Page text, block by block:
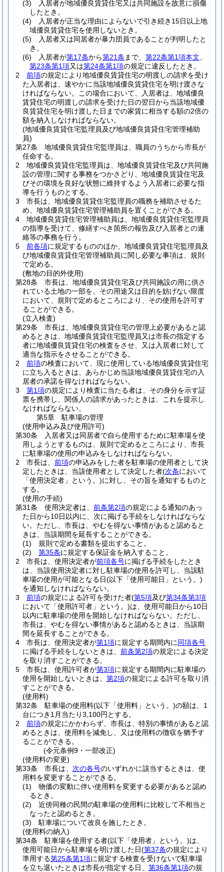
(3)
入居者が地域優良賃貸住宅又は共同施設を故意に損傷
したとき。
(4)
入居者が正当な理由によらないで引き続き15日以上地
域優良賃貸住宅を使用しないとき。
(5)
入居者又は同居者が暴力団員であることが判明したと
き。
(6)
入居者が第17条から第21条 まで、 第22条第1項本文
第23条第1項又は第24条第1項の規定に違反したとき。
2
前項の規定により地域優良賃貸住宅の明渡しの請求を受け
た入居者は、速やかに当該地域優良賃貸住宅を明け渡さな
ければならない。
この場合において、入居者は、地域優良
賃貸住宅の明渡しの請求を受けた日の翌日から当該地域優
良賃貸住宅を明け渡した日までの家賃に相当する額の2倍の
額を納入しなければならない。
(地域優良賃貸住宅監理員及び地域優良賃貸住宅管理補助
員)
第27条
地域優良賃貸住宅監理員は、職員のうちから市長が
任命する。
2
地域優良賃貸住宅監理員は、地域優良賃貸住宅及び共同施
設の管理に関する事務をつかさどり、地域優良賃貸住宅及
びその環境を良好な状態に維持するよう入居者に必要な指
導を行うものとする。
3
市長は、地域優良賃貸住宅監理員の職務を補助させるた
め、地域優良賃貸住宅管理補助員を置くことができる。
4
地域優良賃貸住宅管理補助員は、地域優良賃貸住宅監理員
の指導を受けて、修繕すべき箇所の報告及び入居者との連
絡等の事務を行う。
5
前各項に規定するもののほか、地域優良賃貸住宅監理員及
び地域優良賃貸住宅管理補助員に関し必要な事項は、規則
で定める。
(敷地の目的外使用)
第28条
市長は、地域優良賃貸住宅及び共同施設の用に供さ
れている土地の一部を、その用途又は目的を妨げない限度
において、規則で定めるところにより、その使用を許可す
ることができる。
(立入検査)
第29条
市長は、地域優良賃貸住宅の管理上必要があると認
めるときは、地域優良賃貸住宅監理員又は市長の指定する
者に地域優良賃貸住宅の検査をさせ、又は入居者に対して
適当な指示をさせることができる。
2
前項の検査において、現に使用している地域優良賃貸住宅
に立ち入るときは、あらかじめ当該地域優良賃貸住宅の入
居者の承諾を得なければならない。
3
第1項の規定により検査に当たる者は、その身分を示す証
票を携帯し、関係人の請求があったときは、これを提示し
なければならない。
第5章
駐車場の管理
(使用申込み及び使用許可)
第30条
入居者又は同居者で自ら使用するために駐車場を使
用しようとするものは、規則で定めるところにより、市長
に駐車場の使用の申込みをしなければならない。
2
市長は、 前項の申込みをした者を駐車場の使用者として決
定したときは、当該使用者として決定した者(次条において
「使用決定者」という。)に対し、その旨を通知するものと
する。
(使用の手続)
第31条
使用決定者は、 前条第2項の規定による通知のあっ
た日から10日以内に、次に掲げる手続をしなければならな
い。 ただし、市長は、やむを得ない事情があると認めると
きは、当該期間を延長することができる。
(1)
規則で定める書類を提出すること。
(2)
第35条に規定する保証金を納入すること。
2
市長は、使用決定者が前項各号に掲げる手続をしたとき
は、当該使用決定者に対し駐車場の使用を許可し、当該駐
車場の使用が可能となる日(以下「使用可能日」という。)
を通知しなければならない。
3
前項の規定による許可を受けた者(第5項及び第34条第3項
において「使用許可者」という。)は、使用可能日から10日
以内に駐車場の使用を開始しなければならない。 ただし、
市長は、やむを得ない事情があると認めるときは、当該期
間を延長することができる。
4
市長は、使用決定者が第1項に規定する期間内に同項各号
に掲げる手続をしないときは、 前条第2項の規定による決定
を取り消すことができる。
5
市長は、使用許可者が第3項に規定する期間内に駐車場の
使用を開始しないときは、 第2項の規定による許可を取り消
すことができる。
(使用料)
第32条
駐車場の使用料(以下「使用料」という。)の額は、1
台につき1月当たり3,100円とする。
2
前項の規定にかかわらず、市長は、特別の事情があると認
めるときは、使用料を減免し、又は使用料の徴収を猶予す
ることができる。
(令元条例9・一部改正)
(使用料の変更)
第33条
市長は、 次の各号のいずれかに該当するときは、使
用料を変更することができる。
(1)
物価の変動に伴い使用料を変更する必要があると認め
るとき。
(2)
近傍同種の民間の駐車場の使用料に比較して不相当と
なったと認めるとき。
(3)
駐車場について改良を施したとき。
(使用料の納入)
第34条
駐車場を使用する者(以下「使用者」という。)は、
使用可能日から駐車場を明け渡した日(第37条の規定により
準用する第25条第1項に規定する検査を受けないで駐車場
を立ち退いたときは市長が指定する日、 第36条第1項の規